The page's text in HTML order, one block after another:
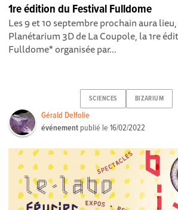
1re édition du Festival Fulldome
Les 9 et 10 septembre prochain aura
Planétarium 3D de La Coupole, la 1re
Fulldome* organisée par...
SCIENCES BIZARIUM
Gérald Delfolie
événement publié le16/02/2022